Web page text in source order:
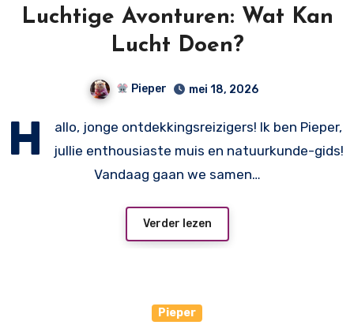
Luchtige Avonturen: Wat Kan
Lucht Doen?
Pieper mei 18, 2026
H
allo, jonge ontdekkingsreizigers! Ik ben Pieper,
jullie enthousiaste muis en natuurkunde-gids!
Vandaag gaan we samen…
Verder lezen
Pieper